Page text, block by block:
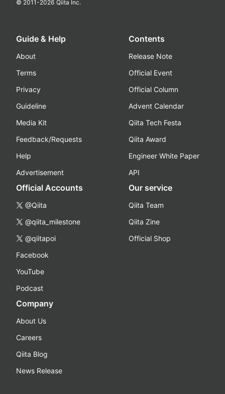
© 2011-2026 Qiita Inc.
Guide & Help
About
Terms
Privacy
Guideline
Media Kit
Feedback/Requests
Help
Advertisement
Contents
Release Note
Official Event
Official Column
Advent Calendar
Qiita Tech Festa
Qiita Award
Engineer White Paper
API
Official Accounts
@Qiita
@qiita_milestone
@qiitapoi
Facebook
YouTube
Podcast
Our service
Qiita Team
Qiita Zine
Official Shop
Company
About Us
Careers
Qiita Blog
News Release